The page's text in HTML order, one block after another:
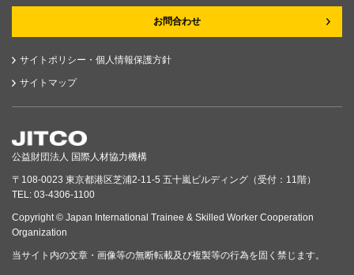
お問合わせ
サイトポリシー・個人情報保護方針
サイトマップ
公益財団法人 国際人材協力機構
〒108-0023 東京都港区芝浦2-11-5 五十嵐ビルディング（受付：11階）
TEL: 03-4306-1100
Copyright © Japan International Trainee & Skilled Worker Cooperation
Organization
当サイト内の文章・画像等の無断転載及び複製等の行為を固く禁じます。